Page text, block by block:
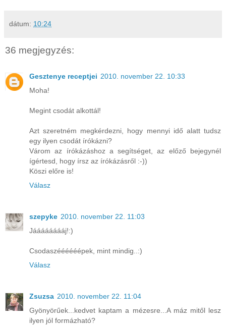
dátum: 10:24
36 megjegyzés:
Gesztenye receptjei 2010. november 22. 10:33
Moha!
Megint csodát alkottál!
Azt szeretném megkérdezni, hogy mennyi idő alatt tudsz
egy ilyen csodát írókázni?
Várom az írókázáshoz a segítséget, az előző bejegynél
ígértesd, hogy írsz az írókázásről :-))
Köszi előre is!
Válasz
szepyke 2010. november 22. 11:03
Jááááááááj!:)
Csodaszéééééépek, mint mindig..:)
Válasz
Zsuzsa 2010. november 22. 11:04
Gyönyörűek...kedvet kaptam a mézesre...A máz mitől lesz
ilyen jól formázható?